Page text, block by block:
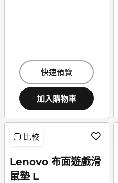
快速預覽
加入購物車
比較
Lenovo 布面遊戲滑
鼠墊 L